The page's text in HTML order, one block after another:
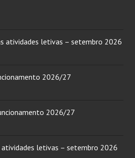
atividades letivas – setembro 2026
2026/27
2026/27
atividades letivas – setembro 2026